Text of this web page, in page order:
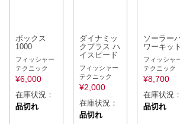
ボックス
1000
フィッシャー
テクニック
¥6,000
在庫状況：
品切れ
ダイナミッ
クプラス ハ
イスピード
フィッシャー
テクニック
¥2,000
在庫状況：
品切れ
ソーラー
ワーキット
フィッシャ
テクニック
¥8,700
在庫状況：
品切れ